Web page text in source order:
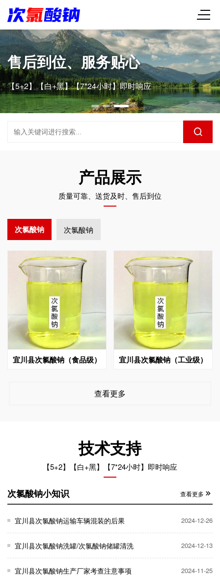
售后到位、服务贴心
【5+2】【白+黑】【7*24小时】即时响应
产品展示
质量可靠、送货及时、售后到位
次氯酸钠 次氯酸钠
宜川县次氯酸钠（食品级） 宜川县次氯酸钠（工业级）
查看更多
技术支持
【5+2】【白+黑】【7*24小时】即时响应
次氯酸钠小知识 查看更多
宜川县次氯酸钠运输车辆混装的后果 2024-12-26
宜川县次氯酸钠洗罐/次氯酸钠储罐清洗 2024-12-13
宜川县次氯酸钠生产厂家考查注意事项 2024-11-25